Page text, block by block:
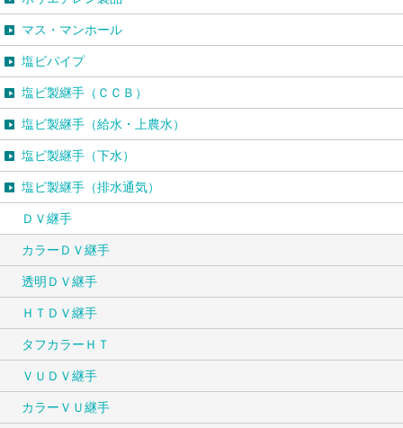
マス・マンホール
塩ビパイプ
塩ビ製継手（ＣＣＢ）
塩ビ製継手（給水・上農水）
塩ビ製継手（下水）
塩ビ製継手（排水通気）
ＤＶ継手
カラーＤＶ継手
透明ＤＶ継手
ＨＴＤＶ継手
タフカラーＨＴ
ＶＵＤＶ継手
カラーＶＵ継手